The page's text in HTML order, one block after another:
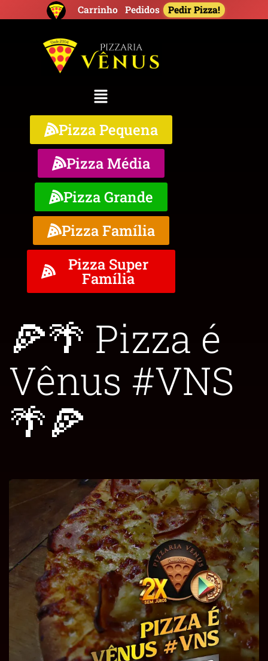
Pizza Pequena
Pizza Média
Pizza Grande
Pizza Família
Pizza Super
Família
🍕🌴 Pizza é
Vênus #VNS
🌴🍕
Carrinho Pedidos Pedir Pizza!